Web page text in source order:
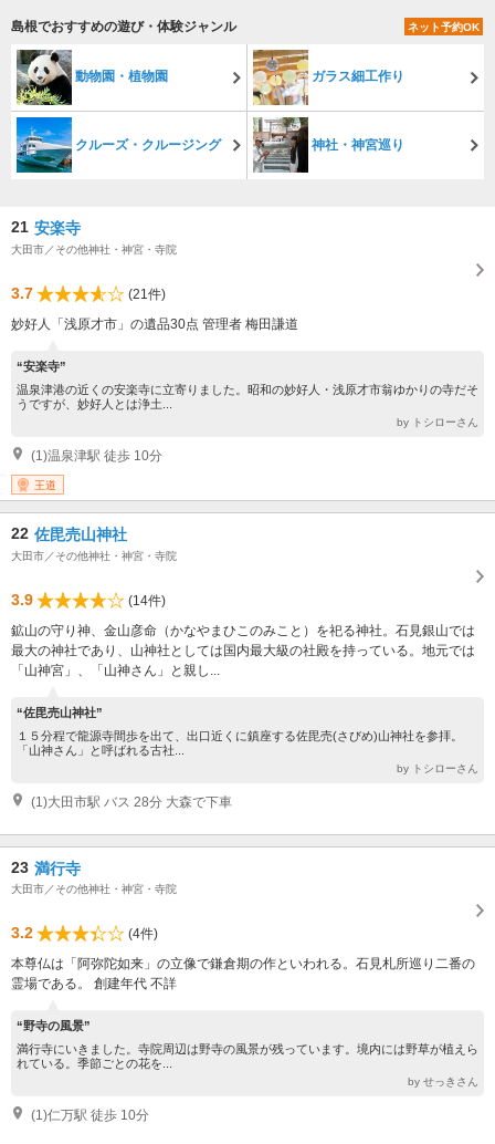
島根でおすすめの遊び・体験ジャンル ネット予約OK
動物園・植物園 ガラス細工作り
クルーズ・クルージング 神社・神宮巡り
21 安楽寺
大田市／その他神社・神宮・寺院
3.7
(21件)
妙好人「浅原才市」の遺品30点 管理者 梅田謙道
“安楽寺”
温泉津港の近くの安楽寺に立寄りました。昭和の妙好人・浅原才市翁ゆかりの寺だそ
うですが、妙好人とは浄土...
by トシローさん
(1)温泉津駅 徒歩 10分
王道
22 佐毘売山神社
大田市／その他神社・神宮・寺院
3.9
(14件)
鉱山の守り神、金山彦命（かなやまひこのみこと）を祀る神社。石見銀山では
最大の神社であり、山神社としては国内最大級の社殿を持っている。地元では
「山神宮」、「山神さん」と親し...
“佐毘売山神社”
１５分程で龍源寺間歩を出て、出口近くに鎮座する佐毘売(さびめ)山神社を参拝。
「山神さん」と呼ばれる古社...
by トシローさん
(1)大田市駅 バス 28分 大森で下車
23 満行寺
大田市／その他神社・神宮・寺院
3.2
(4件)
本尊仏は「阿弥陀如来」の立像で鎌倉期の作といわれる。石見札所巡り二番の
霊場である。 創建年代 不詳
“野寺の風景”
満行寺にいきました。寺院周辺は野寺の風景が残っています。境内には野草が植えら
れている。季節ごとの花を...
by せっきさん
(1)仁万駅 徒歩 10分